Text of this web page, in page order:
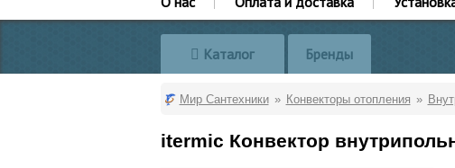
Каталог Бренды
Мир Сантехники Конвекторы отопления
itermic Конвектор